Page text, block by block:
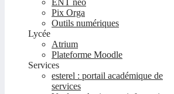
ENT neo
Pix Orga
Outils numériques
Lycée
Atrium
Plateforme Moodle
Services
esterel : portail académique de
services